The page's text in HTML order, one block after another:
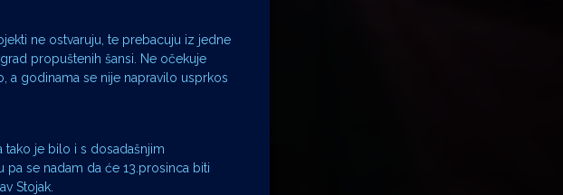
ne ostvaruju, te prebacuju iz jedne
propuštenih šansi. Ne očekuje
a godinama se nije napravilo usprkos
je bilo i s dosadašnjim
se nadam da će 13.prosinca biti
Stojak.